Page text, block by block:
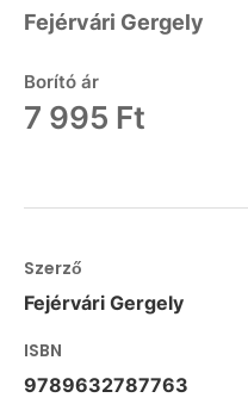
Fejérvári Gergely
Borító ár
7 995 Ft
Szerző
Fejérvári Gergely
ISBN
9789632787763